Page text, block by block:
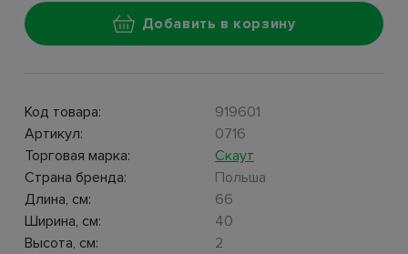
Добавить в корзину
Код товара:
919601
Артикул:
0716
Торговая марка:
Скаут
Страна бренда:
Польша
Длина, см:
66
Ширина, см:
40
Высота, см:
2